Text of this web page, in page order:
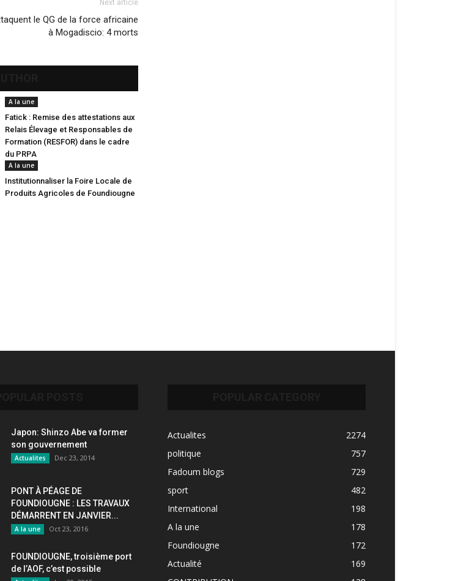
Next article
le QG de la force africaine
à Mogadiscio: 4 morts
A la une
Fatick : Remise des attestations aux
Relais Élevage et Responsables de
Formation (RESFOR) dans le cadre
du PRPA
A la une
Institutionnaliser la Foire Locale de
Produits Agricoles de Foundiougne
Japon: Shinzo Abe va former
son gouvernement
Actualites Dec 23, 2014
PONT À PÉAGE DE
FOUNDIOUGNE : LES TRAVAUX
DÉMARRENT EN JANVIER...
A la une Oct 23, 2016
FOUNDIOUGNE, troisième port
de l’AOF, c’est possible
Actualites
2274
politique
757
Fadoum blogs
729
sport
482
International
198
A la une
178
Foundiougne
172
Actualité
169